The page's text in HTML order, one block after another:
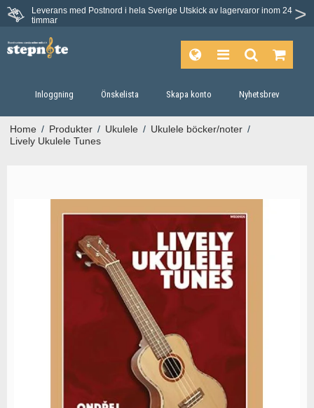
Leverans med Postnord i hela Sverige Utskick av lagervaror inom 24
timmar
Inloggning Önskelista Skapa konto Nyhetsbrev
Home / Produkter / Ukulele / Ukulele böcker/noter /
Lively Ukulele Tunes